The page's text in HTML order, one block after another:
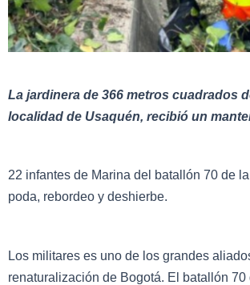
La jardinera de 366 metros cuadrados
localidad de Usaquén, recibió un
22 infantes de Marina del batallón 70 de
poda, rebordeo y deshierbe.
Los militares es uno de los grandes
renaturalización de Bogotá. El batallón